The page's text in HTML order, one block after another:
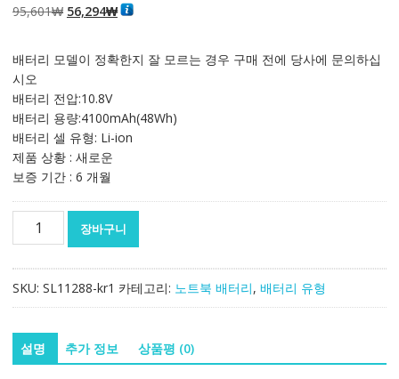
95,601₩ 원
격:
56,294₩현
격:
배터리 모델이 정확한지 잘 모르는 경우 구매 전에 당사에 문의하십
시오
배터리 전압:10.8V
배터리 용량:4100mAh(48Wh)
배터리 셀 유형: Li-ion
제품 상황 : 새로운
보증 기간 : 6 개월
터
[레
노
장바구니
SKU: SL11288-kr1 카테고리: 노트북 배터리, 배터리 유형
설명 추가 정보 상품평 (0)